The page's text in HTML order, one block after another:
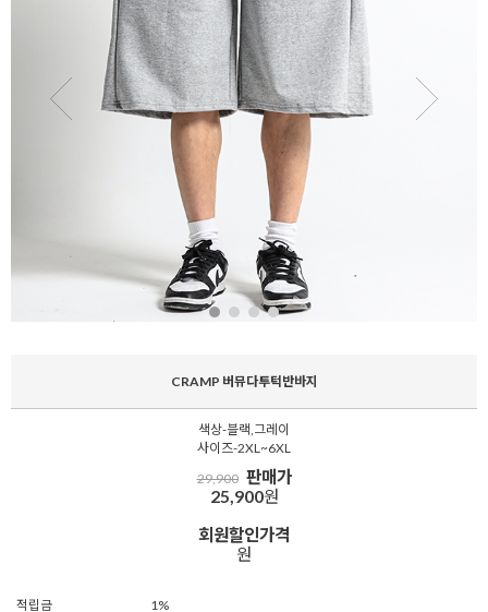
CRAMP 버뮤다투턱반바지
색상-블랙,그레이
사이즈-2XL~6XL
29,900 판매가
25,900원
회원할인가격
원
적립금
1%